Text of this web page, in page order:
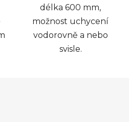
délka 600 mm,
možnost uchycení
vodorovně a nebo
svisle.